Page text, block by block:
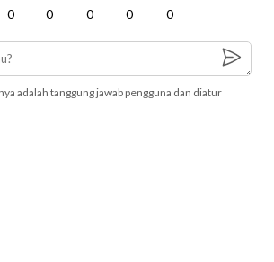
0 0 0 0 0
adalah tanggung jawab pengguna dan diatur